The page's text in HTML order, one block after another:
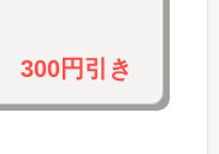
300円引き